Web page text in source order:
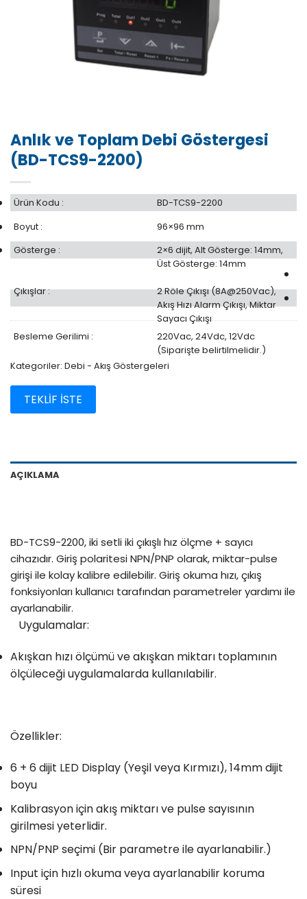
Anlık ve Toplam Debi Göstergesi
(BD-TCS9-2200)
Ürün Kodu :
BD-TCS9-2200
Boyut :
96×96 mm
Gösterge :
2×6 dijit, Alt Gösterge: 14mm,
Üst Gösterge: 14mm
Çıkışlar :
2 Röle Çıkışı (8A@250Vac),
Akış Hızı Alarm Çıkışı, Miktar
Sayacı Çıkışı
Besleme Gerilimi :
220Vac, 24Vdc, 12Vdc
(Siparişte belirtilmelidir.)
Kategoriler: Debi - Akış Göstergeleri
TEKLİF İSTE
AÇIKLAMA
BD-TCS9-2200, iki setli iki çıkışlı hız ölçme + sayıcı
cihazıdır. Giriş polaritesi NPN/PNP olarak, miktar-pulse
girişi ile kolay kalibre edilebilir. Giriş okuma hızı, çıkış
fonksiyonları kullanıcı tarafından parametreler yardımı ile
ayarlanabilir.
Uygulamalar:
Akışkan hızı ölçümü ve akışkan miktarı toplamının
ölçüleceği uygulamalarda kullanılabilir.
Özellikler:
6 + 6 dijit LED Display (Yeşil veya Kırmızı), 14mm dijit
boyu
Kalibrasyon için akış miktarı ve pulse sayısının
girilmesi yeterlidir.
NPN/PNP seçimi (Bir parametre ile ayarlanabilir.)
Input için hızlı okuma veya ayarlanabilir koruma
süresi